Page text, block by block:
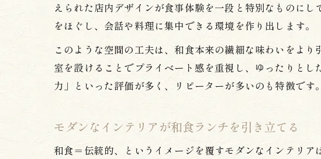
えられた店内デザインが食事体験を一段と特別なものに
をほぐし、会話や料理に集中できる環境を作り出します。
このような空間の工夫は、和食本来の繊細な味わいをよ
室を設けることでプライベート感を重視し、ゆったりと
力」といった評価が多く、リピーターが多いのも特徴です。
モダンなインテリアが和食ランチを引き立てる
和食＝伝統的、というイメージを覆すモダンなインテリ